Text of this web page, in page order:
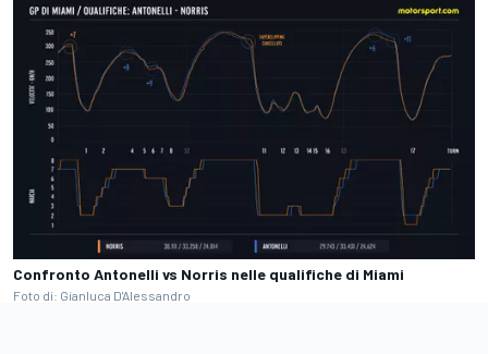
Confronto Antonelli vs Norris nelle qualifiche di Miami
Foto di: Gianluca D'Alessandro